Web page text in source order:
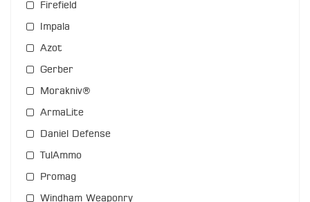
Firefield
Impala
Azot
Gerber
Morakniv®
ArmaLite
Daniel Defense
TulAmmo
Promag
Windham Weaponry